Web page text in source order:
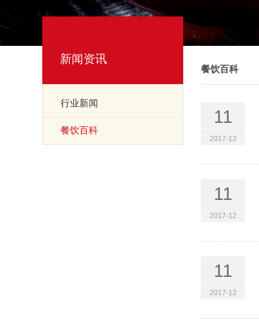
餐饮百科
11
2017-12
11
2017-12
11
2017-12
新闻资讯
行业新闻
餐饮百科